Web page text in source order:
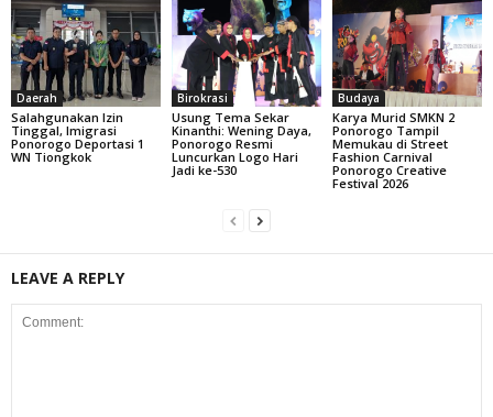
Daerah
Salahgunakan Izin
Tinggal, Imigrasi
Ponorogo Deportasi 1
WN Tiongkok
Birokrasi
Usung Tema Sekar
Kinanthi: Wening Daya,
Ponorogo Resmi
Luncurkan Logo Hari
Jadi ke-530
Budaya
Karya Murid SMKN 2
Ponorogo Tampil
Memukau di Street
Fashion Carnival
Ponorogo Creative
Festival 2026
LEAVE A REPLY